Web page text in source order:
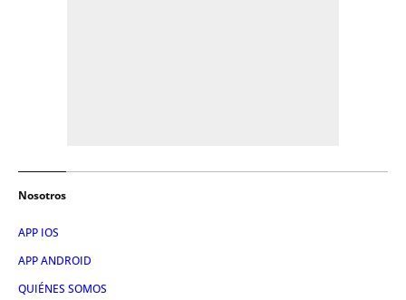
Nosotros
APP IOS
APP ANDROID
QUIÉNES SOMOS